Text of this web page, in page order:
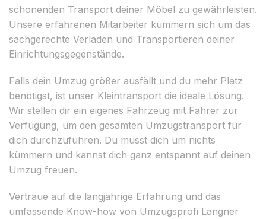
schonenden Transport deiner Möbel zu gewährleisten.
Unsere erfahrenen Mitarbeiter kümmern sich um das
sachgerechte Verladen und Transportieren deiner
Einrichtungsgegenstände.
Falls dein Umzug größer ausfällt und du mehr Platz
benötigst, ist unser Kleintransport die ideale Lösung.
Wir stellen dir ein eigenes Fahrzeug mit Fahrer zur
Verfügung, um den gesamten Umzugstransport für
dich durchzuführen. Du musst dich um nichts
kümmern und kannst dich ganz entspannt auf deinen
Umzug freuen.
Vertraue auf die langjährige Erfahrung und das
umfassende Know-how von Umzugsprofi Langner